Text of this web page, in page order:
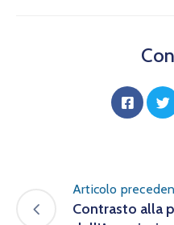
Articolo
Contrasto alla